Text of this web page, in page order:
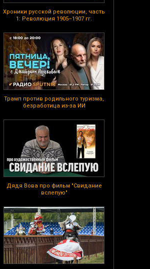
Хроники русской революции, часть
1: Революция 1905–1907 гг.
Трамп против родильного туризма,
безработица из-за ИИ
Дядя Вова про фильм "Свидание
вслепую"